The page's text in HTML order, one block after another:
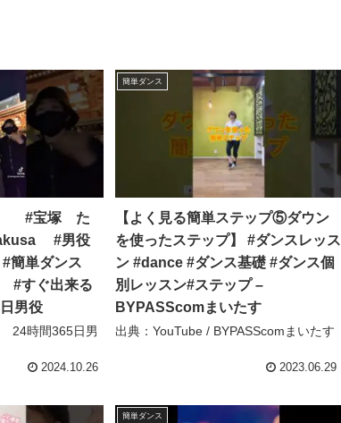
#宝塚 た
#男役
簡単ダンス
#すぐ出来る
男役
24時間365日男
2024.10.26
簡単ダンス
【よく見る簡単ステップ⑤ダウン
を使ったステップ】 #ダンスレッス
ン #dance #ダンス基礎 #ダンス個
別レッスン#ステップ –
BYPASScomまいたす
出典：YouTube / BYPASScomまいたす
2023.06.29
簡単ダンス